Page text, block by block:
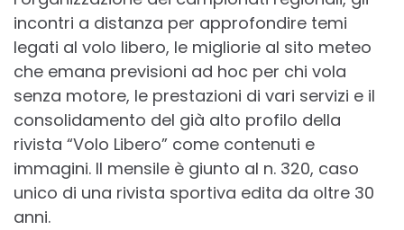
incontri a distanza per approfondire temi
legati al volo libero, le migliorie al sito meteo
che emana previsioni ad hoc per chi vola
senza motore, le prestazioni di vari servizi e il
consolidamento del già alto profilo della
rivista “Volo Libero” come contenuti e
immagini. Il mensile è giunto al n. 320, caso
unico di una rivista sportiva edita da oltre 30
anni.